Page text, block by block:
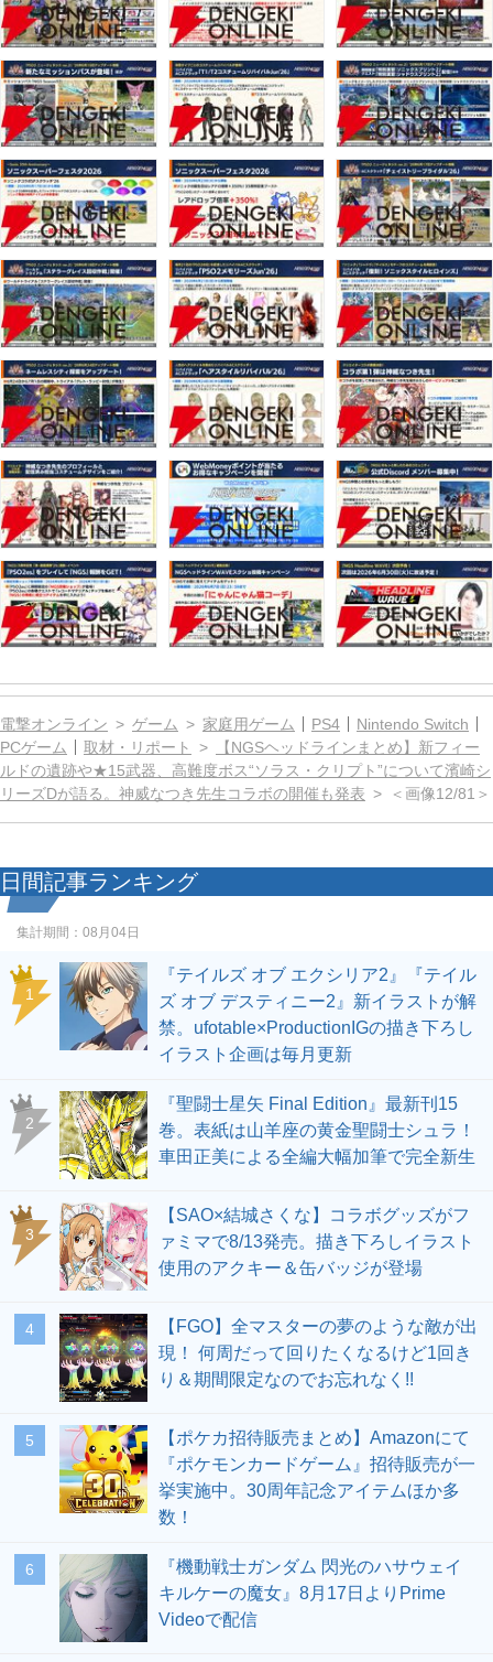
電撃オンライン ゲーム 家庭用ゲーム PS4
Nintendo Switch
PCゲーム
取材・リポート
【NGSヘッドラインまとめ】新フィー
ルドの遺跡や★15武器、高難度ボス“ソラス・クリプト”について濱崎シ
リーズDが語る。神威なつき先生コラボの開催も発表
＜画像12/81＞
日間記事ランキング
集計期間： 08月04日
1
『テイルズ オブ エクシリア2』『テイル
ズ オブ デスティニー2』新イラストが解
禁。ufotable×ProductionIGの描き下ろし
イラスト企画は毎月更新
2
『聖闘士星矢 Final Edition』最新刊15
巻。表紙は山羊座の黄金聖闘士シュラ！
車田正美による全編大幅加筆で完全新生
3
【SAO×結城さくな】コラボグッズがフ
ァミマで8/13発売。描き下ろしイラスト
使用のアクキー＆缶バッジが登場
4
【FGO】全マスターの夢のような敵が出
現！ 何周だって回りたくなるけど1回き
り＆期間限定なのでお忘れなく!!
5
【ポケカ招待販売まとめ】Amazonにて
『ポケモンカードゲーム』招待販売が一
挙実施中。30周年記念アイテムほか多
数！
6
『機動戦士ガンダム 閃光のハサウェイ
キルケーの魔女』8月17日よりPrime
Videoで配信